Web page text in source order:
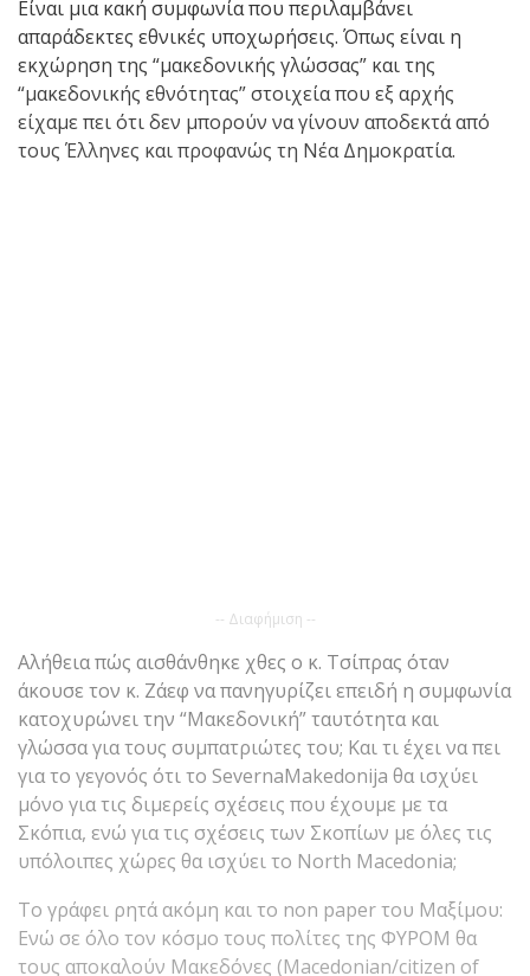
Είναι μια κακή συμφωνία που περιλαμβάνει
απαράδεκτες εθνικές υποχωρήσεις. Όπως είναι η
εκχώρηση της “μακεδονικής γλώσσας” και της
“μακεδονικής εθνότητας” στοιχεία που εξ αρχής
είχαμε πει ότι δεν μπορούν να γίνουν αποδεκτά από
τους Έλληνες και προφανώς τη Νέα Δημοκρατία.
-- Διαφήμιση --
Αλήθεια πώς αισθάνθηκε χθες ο κ. Τσίπρας όταν
άκουσε τον κ. Ζάεφ να πανηγυρίζει επειδή η συμφωνία
κατοχυρώνει την “Μακεδονική” ταυτότητα και
γλώσσα για τους συμπατριώτες του; Και τι έχει να πει
για το γεγονός ότι το SevernaMakedonija θα ισχύει
μόνο για τις διμερείς σχέσεις που έχουμε με τα
Σκόπια, ενώ για τις σχέσεις των Σκοπίων με όλες τις
υπόλοιπες χώρες θα ισχύει το North Macedonia;
To γράφει ρητά ακόμη και το non paper του Μαξίμου:
Ενώ σε όλο τον κόσμο τους πολίτες της ΦΥΡΟΜ θα
τους αποκαλούν Μακεδόνες (Macedonian/citizen of